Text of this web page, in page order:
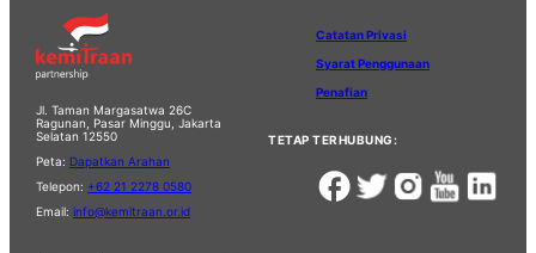
Jl. Taman Margasatwa 26C
Ragunan, Pasar Minggu, Jakarta
Selatan 12550
Peta: Dapatkan Arahan
Telepon: +62 21 2278 0580
Email: info@kemitraan.or.id
Catatan Privasi
Syarat Penggunaan
Penafian
TETAP TERHUBUNG: